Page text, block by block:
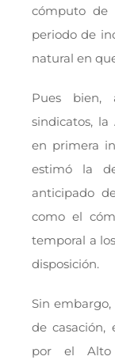
cómputo de
periodo de
natural en
Pues bien,
sindicatos, la
en primera
estimó la
anticipado
como el
temporal a
disposición.
Sin
de casación,
por el Alto